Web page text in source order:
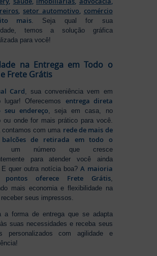
, setor automotivo, comércio
mais. Seja qual for sua
temos a solução gráfica
para você!
na Entrega em Todo o
Frete Grátis
Card , sua conveniência vem em
lugar! Oferecemos entrega direta
endereço , seja em casa, no
ou onde for mais prático para você.
contamos com uma rede de mais de
balcões de retirada em todo o
, um número que cresce
para atender você ainda
E quer outra notícia boa?A maioria
pontos oferece Frete Grátis,
mais economia e flexibilidade na
seus impressos.
a forma de entrega que se adapta
suas necessidades e receba seus
personalizados com agilidade e